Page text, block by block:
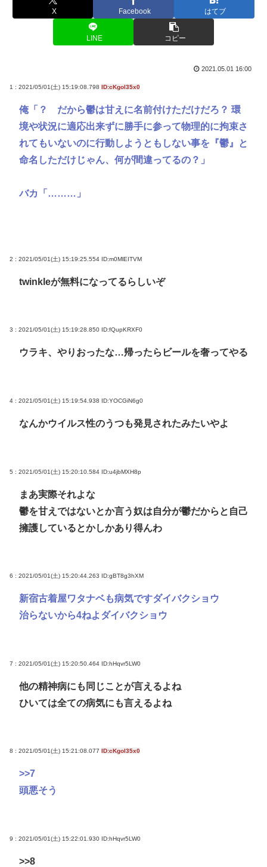
X Facebook はてブ
LINE コピー
2021.05.01 16:00
1 : 2021/05/01(土) 15:19:08.798 ID:cKgol35x0
俺「？ だから鬱は甘えに名前付けただけだろ？ 環
境や状況に適応出来ずに勝手に参って物理的に拘束さ
れてもいないのに行動しようともしない事を『鬱』と
命名しただけじゃん、何が間違ってるの？」
バカ「………」
2 : 2021/05/01(土) 15:19:25.554 ID:m0MlEITVM
twinkleが無料になってるらしいぞ
3 : 2021/05/01(土) 15:19:28.850 ID:fQupKRXF0
ウラキ、やりおったな…帰ったらビールを奢ってやる
4 : 2021/05/01(土) 15:19:54.938 ID:YOCGiN6g0
なんかウイルス性のうつも発見されたみたいやよ
5 : 2021/05/01(土) 15:20:10.584 ID:u4jbMXH8p
まあ実際それよな
鬱を甘えではないとか言う奴は自分が鬱だからと自己
擁護しているとかしかあり得んわ
6 : 2021/05/01(土) 15:20:44.263 ID:gBT8g3hXM
新宿古着屋ワタナベも病気ですダイバクショウ
治らないから4ねよダイバクショウ
7 : 2021/05/01(土) 15:20:50.464 ID:hHqvr5LW0
他の精神病にも同じことが言えるよね
ひいては全ての病気にも言えるよね
8 : 2021/05/01(土) 15:21:08.077 ID:cKgol35x0
>>7
頭悪そう
9 : 2021/05/01(土) 15:22:01.930 ID:hHqvr5LW0
>>8